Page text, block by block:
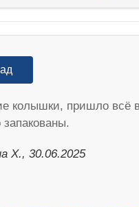
колышки, пришло всё
Х., 30.06.2025